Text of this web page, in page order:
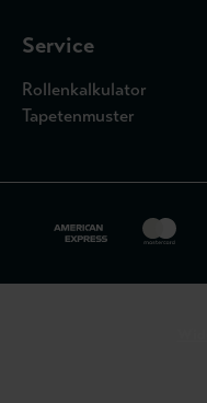
Service
Rollenkalkulator
Tapetenmuster